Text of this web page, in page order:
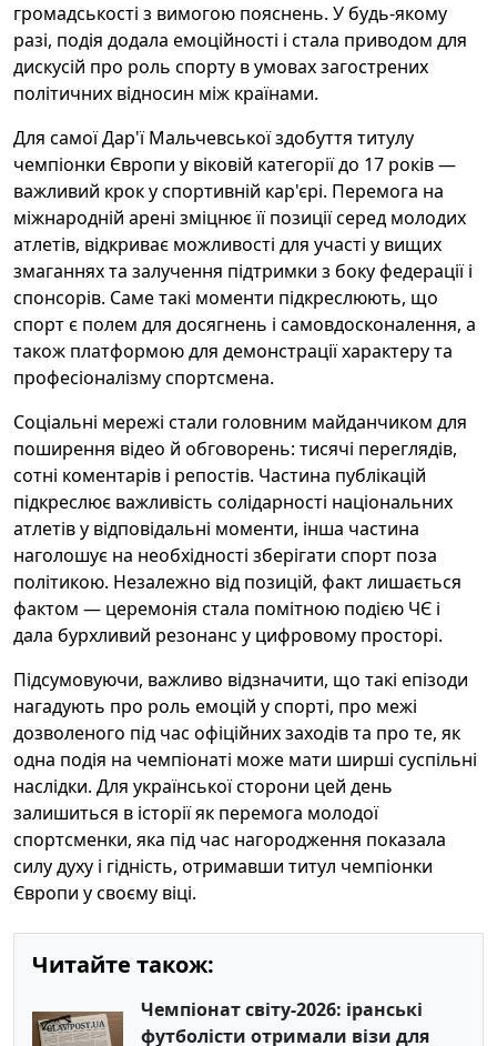
громадськості з вимогою пояснень. У будь-якому
разі, подія додала емоційності і стала приводом для
дискусій про роль спорту в умовах загострених
політичних відносин між країнами.
Для самої Дар'ї Мальчевської здобуття титулу
чемпіонки Європи у віковій категорії до 17 років —
важливий крок у спортивній кар'єрі. Перемога на
міжнародній арені зміцнює її позиції серед молодих
атлетів, відкриває можливості для участі у вищих
змаганнях та залучення підтримки з боку федерації і
спонсорів. Саме такі моменти підкреслюють, що
спорт є полем для досягнень і самовдосконалення, а
також платформою для демонстрації характеру та
професіоналізму спортсмена.
Соціальні мережі стали головним майданчиком для
поширення відео й обговорень: тисячі переглядів,
сотні коментарів і репостів. Частина публікацій
підкреслює важливість солідарності національних
атлетів у відповідальні моменти, інша частина
наголошує на необхідності зберігати спорт поза
політикою. Незалежно від позицій, факт лишається
фактом — церемонія стала помітною подією ЧЄ і
дала бурхливий резонанс у цифровому просторі.
Підсумовуючи, важливо відзначити, що такі епізоди
нагадують про роль емоцій у спорті, про межі
дозволеного під час офіційних заходів та про те, як
одна подія на чемпіонаті може мати ширші суспільні
наслідки. Для української сторони цей день
залишиться в історії як перемога молодої
спортсменки, яка під час нагородження показала
силу духу і гідність, отримавши титул чемпіонки
Європи у своєму віці.
Читайте також:
Чемпіонат світу-2026: іранські
футболісти отримали візи для